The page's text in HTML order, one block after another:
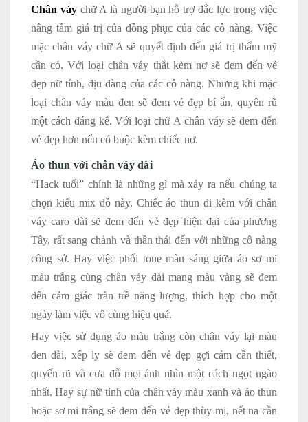
Chân váychữ A là người bạn hỗ trợ đắc lực trong việc
nâng tầm giá trị của đồng phục của các cô nàng. Việc
mặc chân váy chữ A sẽ quyết định đến giá trị thẩm mỹ
cần có. Với loại chân váy thắt kèm nơ sẽ đem đến vẻ
đẹp nữ tính, dịu dàng của các cô nàng. Nhưng khi mặc
loại chân váy màu đen sẽ đem vẻ đẹp bí ẩn, quyến rũ
một cách đáng kể. Với loại chữ A chân váy sẽ đem đến
vẻ đẹp hơn nếu có buộc kèm chiếc nơ.
Áo thun với chân váy dài
“Hack tuổi” chính là những gì mà xảy ra nếu chúng ta
chọn kiểu mix đồ này. Chiếc áo thun đi kèm với chân
váy caro dài sẽ đem đến vẻ đẹp hiện đại của phương
Tây, rất sang chảnh và thần thái đến với những cô nàng
công sở. Hay việc phối tone màu sáng giữa áo sơ mi
màu trắng cùng chân váy dài mang màu vàng sẽ đem
đến cảm giác tràn trề năng lượng, thích hợp cho một
ngày làm việc vô cùng hiệu quả.
Hay việc sử dụng áo màu trắng còn chân váy lại màu
đen dài, xếp ly sẽ đem đến vẻ đẹp gợi cảm cần thiết,
quyến rũ và cưa đỗ mọi ánh nhìn một cách ngọt ngào
nhất. Hay sự nữ tính của chân váy màu xanh và áo thun
hoặc sơ mi trắng sẽ đem đến vẻ đẹp thùy mị, nết na cần